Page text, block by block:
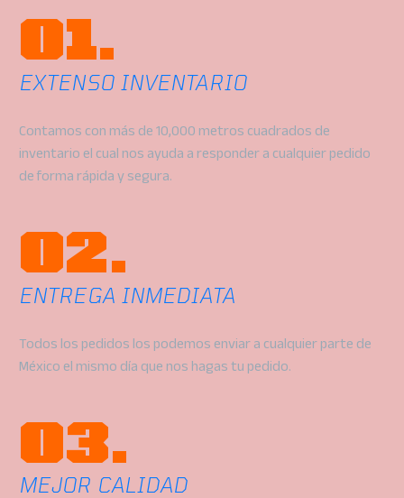
01.
EXTENSO INVENTARIO
Contamos con más de 10,000 metros cuadrados de
inventario el cual nos ayuda a responder a cualquier pedido
de forma rápida y segura.
02.
ENTREGA INMEDIATA
Todos los pedidos los podemos enviar a cualquier parte de
México el mismo día que nos hagas tu pedido.
03.
MEJOR CALIDAD